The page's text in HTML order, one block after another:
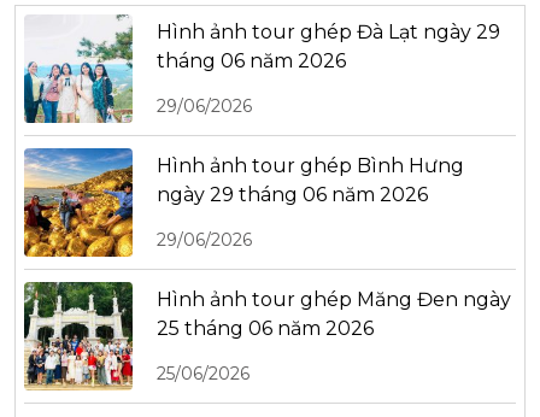
Hình ảnh tour ghép Đà Lạt ngày 29
tháng 06 năm 2026
29/06/2026
Hình ảnh tour ghép Bình Hưng
ngày 29 tháng 06 năm 2026
29/06/2026
Hình ảnh tour ghép Măng Đen ngày
25 tháng 06 năm 2026
25/06/2026